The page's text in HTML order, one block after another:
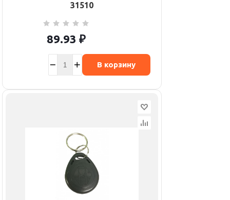
31510
89.93 ₽
В корзину